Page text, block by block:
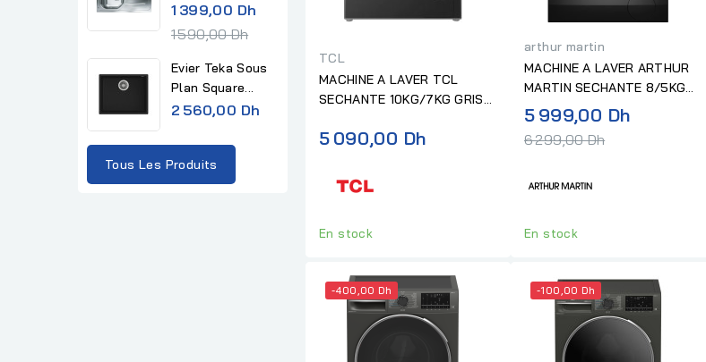
1 399,00 Dh
u
1 590,00 Dh
Evier Teka Sous
Plan Square...
2 560,00 Dh
Tous Les Produits
TCL
MACHINE A LAVER TCL
SECHANTE 10KG/7KG GRIS
5 090,00 Dh
En stock
arthur martin
MACHINE A LAVER ARTHUR
MARTIN SECHANTE 8/5KG
1200TR SILVER
5 999,00 DhPrix
6 299,00 Dh
En stock
-400,00 Dh -100,00 Dh